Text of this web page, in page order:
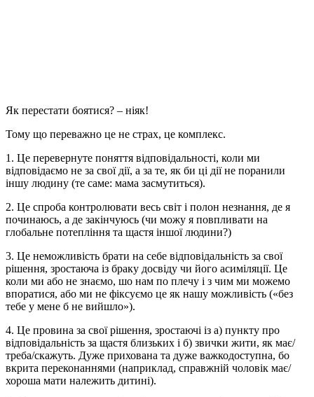
Як перестати боятися? – ніяк!
Тому що переважно це не страх, це комплекс.
1. Це перевернуте поняття відповідальності, коли ми
відповідаємо не за свої дії, а за те, як би ці дії не поранили
іншу людину (те саме: мама засмутиться).
2. Це спроба контролювати весь світ і полон незнання, де я
починаюсь, а де закінчуюсь (чи можу я повпливати на
глобальне потепління та щастя іншої людини?)
3. Це неможливість брати на себе відповідальність за свої
рішення, зростаюча із браку досвіду чи його асиміляції. Це
коли ми або не знаємо, шо нам по плечу і з чим ми можемо
впоратися, або ми не фіксуємо це як нашу можливість («без
тебе у мене б не вийшло»).
4. Це провина за свої рішення, зростаючі із а) пункту про
відповідальність за щастя близьких і б) звички жити, як має/
треба/скажуть. Дуже прихована та дуже важкодоступна, бо
вкрита переконаннями (наприклад, справжній чоловік має/
хороша мати належить дитині).